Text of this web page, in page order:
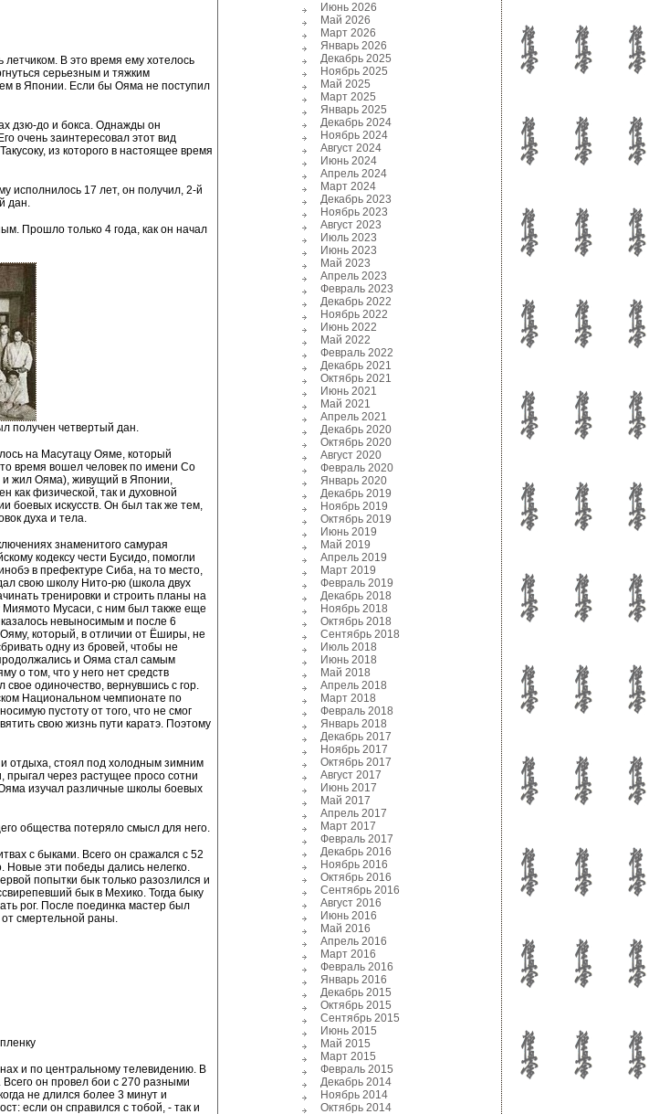
летчиком. В это время ему хотелось
серьезным и тяжким
в Японии. Если бы Ояма не поступил
дзю-до и бокса. Однажды он
очень заинтересовал этот вид
из которого в настоящее время
исполнилось 17 лет, он получил, 2-й
дан.
Прошло только 4 года, как он начал
получен четвертый дан.
на Масутацу Ояме, который
время вошел человек по имени Со
и жил Ояма), живущий в Японии,
как физической, так и духовной
боевых искусств. Он был так же тем,
духа и тела.
знаменитого самурая
кодексу чести Бусидо, помогли
в префектуре Сиба, на то место,
свою школу Нито-рю (школа двух
тренировки и строить планы на
Мусаси, с ним был также еще
невыносимым и после 6
который, в отличии от Ёширы, не
одну из бровей, чтобы не
и Ояма стал самым
о том, что у него нет средств
одиночество, вернувшись с гор.
Национальном чемпионате по
пустоту от того, что не смог
свою жизнь пути каратэ. Поэтому
отдыха, стоял под холодным зимним
через растущее просо сотни
изучал различные школы боевых
общества потеряло смысл для него.
с быками. Всего он сражался с 52
Новые эти победы дались нелегко.
попытки бык только разозлился и
бык в Мехико. Тогда быку
рог. После поединка мастер был
смертельной раны.
и по центральному телевидению. В
он провел бои с 270 разными
не длился более 3 минут и
если он справился с тобой, - так и
Июнь 2026
Май 2026
Март 2026
Январь 2026
Декабрь 2025
Ноябрь 2025
Май 2025
Март 2025
Январь 2025
Декабрь 2024
Ноябрь 2024
Август 2024
Июнь 2024
Апрель 2024
Март 2024
Декабрь 2023
Ноябрь 2023
Август 2023
Июль 2023
Июнь 2023
Май 2023
Апрель 2023
Февраль 2023
Декабрь 2022
Ноябрь 2022
Июнь 2022
Май 2022
Февраль 2022
Декабрь 2021
Октябрь 2021
Июнь 2021
Май 2021
Апрель 2021
Декабрь 2020
Октябрь 2020
Август 2020
Февраль 2020
Январь 2020
Декабрь 2019
Ноябрь 2019
Октябрь 2019
Июнь 2019
Май 2019
Апрель 2019
Март 2019
Февраль 2019
Декабрь 2018
Ноябрь 2018
Октябрь 2018
Сентябрь 2018
Июль 2018
Июнь 2018
Май 2018
Апрель 2018
Март 2018
Февраль 2018
Январь 2018
Декабрь 2017
Ноябрь 2017
Октябрь 2017
Август 2017
Июнь 2017
Май 2017
Апрель 2017
Март 2017
Февраль 2017
Декабрь 2016
Ноябрь 2016
Октябрь 2016
Сентябрь 2016
Август 2016
Июнь 2016
Май 2016
Апрель 2016
Март 2016
Февраль 2016
Январь 2016
Декабрь 2015
Октябрь 2015
Сентябрь 2015
Июнь 2015
Май 2015
Март 2015
Февраль 2015
Декабрь 2014
Ноябрь 2014
Октябрь 2014